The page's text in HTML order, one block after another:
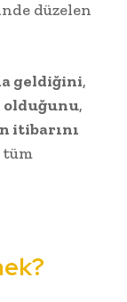
düzelen
geldiğini,
olduğunu,
itibarını
tüm